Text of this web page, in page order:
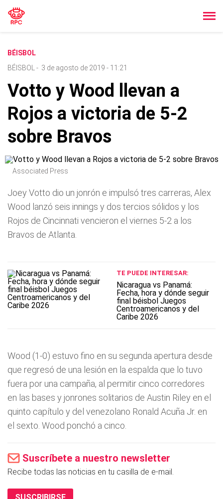
BÉISBOL
BÉISBOL
- 3 de agosto de 2019 - 11:21
Votto y Wood llevan a
Rojos a victoria de 5-2
sobre Bravos
Associated Press
Joey Votto dio un jonrón e impulsó tres carreras, Alex
Wood lanzó seis innings y dos tercios sólidos y los
Rojos de Cincinnati vencieron el viernes 5-2 a los
Bravos de Atlanta.
TE PUEDE INTERESAR:
Nicaragua vs Panamá:
Fecha, hora y dónde seguir
final béisbol Juegos
Centroamericanos y del
Caribe 2026
Wood (1-0) estuvo fino en su segunda apertura desde
que regresó de una lesión en la espalda que lo tuvo
fuera por una campaña, al permitir cinco corredores
en las bases y jonrones solitarios de Austin Riley en el
quinto capítulo y del venezolano Ronald Acuña Jr. en
el sexto. Wood ponchó a cinco.
Suscríbete a nuestro newsletter
Recibe todas las noticias en tu casilla de e-mail.